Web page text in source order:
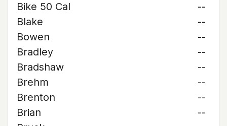
Bike 50 Cal
--
Blake
--
Bowen
--
Bradley
--
Bradshaw
--
Brehm
--
Brenton
--
Brian
--